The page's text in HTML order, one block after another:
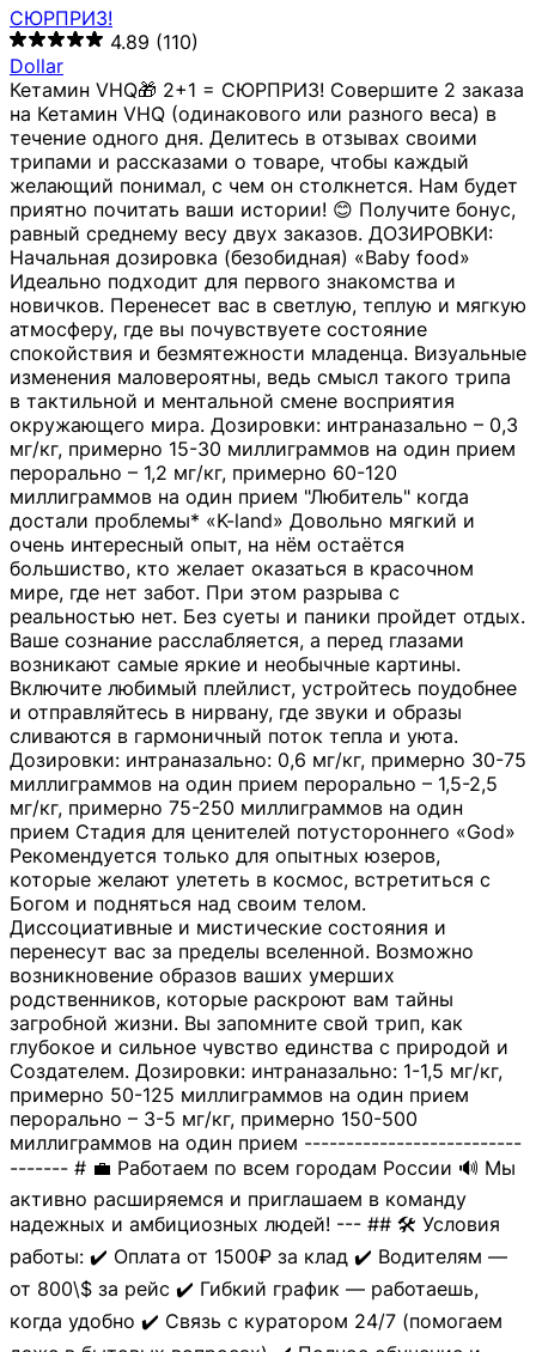
СЮРПРИЗ!
4.89 (110)
Dollar
Кетамин VHQ🎁 2+1 = СЮРПРИЗ! Совершите 2 заказа
на Кетамин VHQ (одинакового или разного веса) в
течение одного дня. Делитесь в отзывах своими
трипами и рассказами о товаре, чтобы каждый
желающий понимал, с чем он столкнется. Нам будет
приятно почитать ваши истории! 😊 Получите бонус,
равный среднему весу двух заказов. ДОЗИРОВКИ:
Начальная дозировка (безобидная) «Baby food»
Идеально подходит для первого знакомства и
новичков. Перенесет вас в светлую, теплую и мягкую
атмосферу, где вы почувствуете состояние
спокойствия и безмятежности младенца. Визуальные
изменения маловероятны, ведь смысл такого трипа
в тактильной и ментальной смене восприятия
окружающего мира. Дозировки: интраназально – 0,3
мг/кг, примерно 15-30 миллиграммов на один прием
перорально – 1,2 мг/кг, примерно 60-120
миллиграммов на один прием "Любитель" когда
достали проблемы* «K-land» Довольно мягкий и
очень интересный опыт, на нём остаётся
большиство, кто желает оказаться в красочном
мире, где нет забот. При этом разрыва с
реальностью нет. Без суеты и паники пройдет отдых.
Ваше сознание расслабляется, а перед глазами
возникают самые яркие и необычные картины.
Включите любимый плейлист, устройтесь поудобнее
и отправляйтесь в нирвану, где звуки и образы
сливаются в гармоничный поток тепла и уюта.
Дозировки: интраназально: 0,6 мг/кг, примерно 30-75
миллиграммов на один прием перорально – 1,5-2,5
мг/кг, примерно 75-250 миллиграммов на один
прием Стадия для ценителей потустороннего «God»
Рекомендуется только для опытных юзеров,
которые желают улететь в космос, встретиться с
Богом и подняться над своим телом.
Диссоциативные и мистические состояния и
перенесут вас за пределы вселенной. Возможно
возникновение образов ваших умерших
родственников, которые раскроют вам тайны
загробной жизни. Вы запомните свой трип, как
глубокое и сильное чувство единства с природой и
Создателем. Дозировки: интраназально: 1-1,5 мг/кг,
примерно 50-125 миллиграммов на один прием
перорально – 3-5 мг/кг, примерно 150-500
миллиграммов на один прием --------------------------
------- # 💼 Работаем по всем городам России 🔊 Мы
активно расширяемся и приглашаем в команду
надежных и амбициозных людей! --- ## 🛠 Условия
работы: ✔️ Оплата от 1500₽ за клад ✔️ Водителям —
от 800\$ за рейс ✔️ Гибкий график — работаешь,
когда удобно ✔️ Связь с куратором 24/7 (помогаем